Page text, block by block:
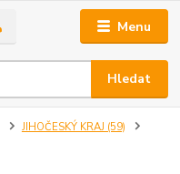
Menu
Hledat
JIHOČESKÝ KRAJ (59)